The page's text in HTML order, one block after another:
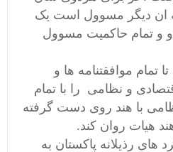
ان ديگر مسوول است یک
و تمام حاكميت مسوول
تمام موافقتنامه ها و
و نظامی را با تمام
با هند روی دست گرفته
هيات روان کند.
ھای رذيلانه پاکستان به